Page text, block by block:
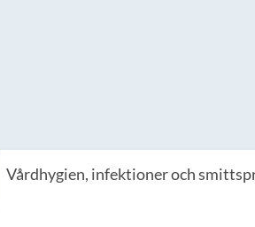
Vårdhygien, infektioner och